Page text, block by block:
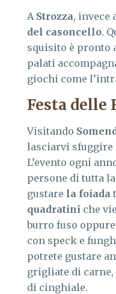
A Strozza, invece
del casoncello.
squisito è pronto
palati
giochi come
Festa delle
Visitando
lasciarvi sfuggire
L’evento ogni
persone di tutta
gustare la foiada
quadratini che
burro fuso
con speck e
potrete gustare
grigliate di carne,
di cinghiale.